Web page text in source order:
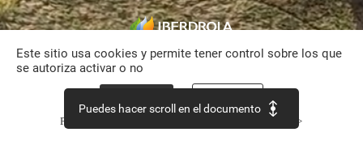
Este sitio usa cookies y permite tener control sobre los que
se autoriza activar o no
Política de confidencialidad Continuar sin aceptar >
Puedes hacer scroll en el documento